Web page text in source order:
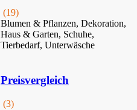
(19)
Blumen & Pflanzen, Dekoration,
Haus & Garten, Schuhe,
Tierbedarf, Unterwäsche
Preisvergleich
(3)